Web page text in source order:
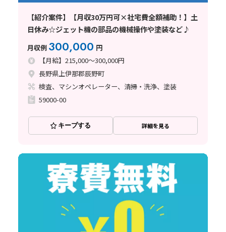
【紹介案件】【月収30万円可×社宅費全額補助！】土
日休み☆ジェット機の部品の機械操作や塗装など♪
月収例 300,000 円
【月給】215,000～300,000円
長野県上伊那郡辰野町
検査、マシンオペレーター、清掃・洗浄、塗装
59000-00
キープする 詳細を見る